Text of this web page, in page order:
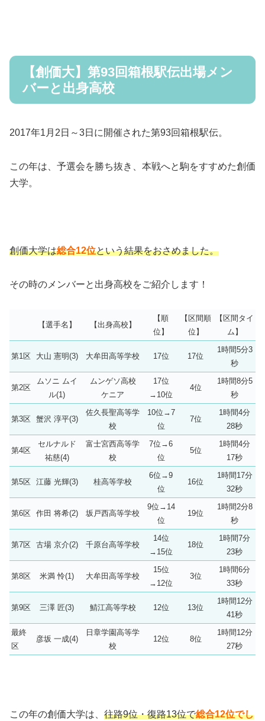
【創価大】第93回箱根駅伝出場メン
バーと出身高校
2017年1月2日～3日に開催された第93回箱根駅伝。
この年は、予選会を勝ち抜き、本戦へと駒をすすめた創価
大学。
創価大学は総合12位という結果をおさめました。
その時のメンバーと出身高校をご紹介します！
【選手名】 【出身高校】
【順
位】
【区間順
位】
【区間タイ
ム】
第1区 大山 憲明(3) 大牟田高等学校 17位 17位
1時間5分3
秒
第2区
ムソニ ムイ
ル(1)
ムンゲソ高校
ケニア
17位
→10位
4位
1時間8分5
秒
第3区 蟹沢 淳平(3)
佐久長聖高等学
校
10位→7
位
7位
1時間4分
28秒
第4区
セルナルド
祐慈(4)
富士宮西高等学
校
7位→6
位
5位
1時間4分
17秒
第5区 江藤 光輝(3) 桂高等学校
6位→9
位
16位
1時間17分
32秒
第6区 作田 将希(2) 坂戸西高等学校
9位→14
位
19位
1時間2分8
秒
第7区 古場 京介(2) 千原台高等学校
14位
→15位
18位
1時間7分
23秒
第8区 米満 怜(1) 大牟田高等学校
15位
→12位
3位
1時間6分
33秒
第9区 三澤 匠(3) 鯖江高等学校 12位 13位
1時間12分
41秒
最終
区
彦坂 一成(4)
日章学園高等学
校
12位 8位
1時間12分
27秒
この年の創価大学は、 往路9位・復路13位で総合12位でし